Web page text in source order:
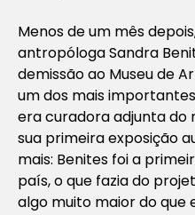
Menos de um mês
antropóloga Sandra
demissão ao Museu de
um dos mais
era curadora adjunta do
sua primeira exposição
mais: Benites foi a
país, o que fazia do
algo muito maior do que